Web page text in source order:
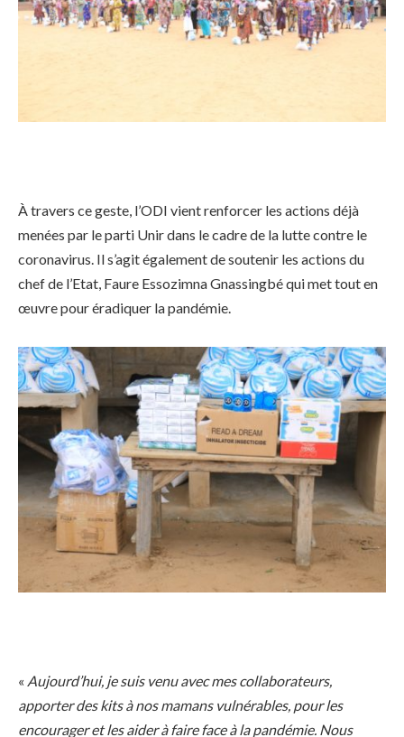
À travers ce geste, l’ODI vient renforcer les actions déjà
menées par le parti Unir dans le cadre de la lutte contre le
coronavirus. Il s’agit également de soutenir les actions du
chef de l’Etat, Faure Essozimna Gnassingbé qui met tout en
œuvre pour éradiquer la pandémie.
« Aujourd’hui, je suis venu avec mes collaborateurs,
apporter des kits à nos mamans vulnérables, pour les
encourager et les aider à faire face à la pandémie. Nous